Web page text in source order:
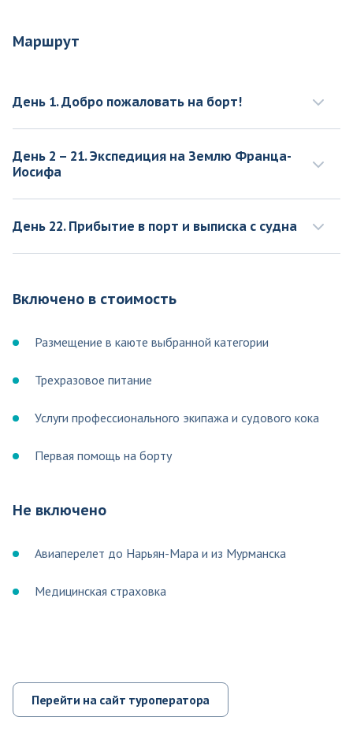
Маршрут
День 1. Добро пожаловать на борт!
День 2 – 21. Экспедиция на Землю Франца-
Иосифа
День 22. Прибытие в порт и выписка с судна
Включено в стоимость
Размещение в каюте выбранной категории
Трехразовое питание
Услуги профессионального экипажа и судового кока
Первая помощь на борту
Не включено
Авиаперелет до Нарьян-Мара и из Мурманска
Медицинская страховка
Перейти на сайт туроператора